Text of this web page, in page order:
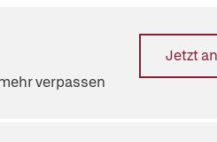
verpassen
Jetzt